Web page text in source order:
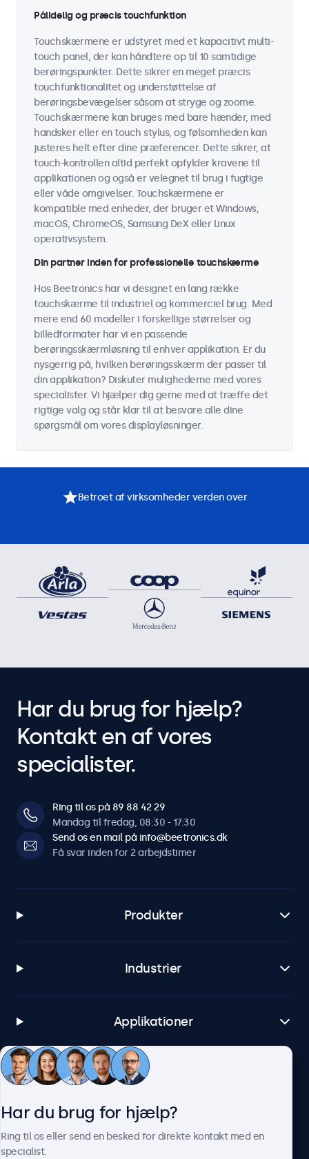
Pålidelig og præcis touchfunktion
Touchskærmene er udstyret med et kapacitivt multi-
touch panel, der kan håndtere op til 10 samtidige
berøringspunkter. Dette sikrer en meget præcis
touchfunktionalitet og understøttelse af
berøringsbevægelser såsom at stryge og zoome.
Touchskærmene kan bruges med bare hænder, med
handsker eller en touch stylus, og følsomheden kan
justeres helt efter dine præferencer. Dette sikrer, at
touch-kontrollen altid perfekt opfylder kravene til
applikationen og også er velegnet til brug i fugtige
eller våde omgivelser. Touchskærmene er
kompatible med enheder, der bruger et Windows,
macOS, ChromeOS, Samsung DeX eller Linux
operativsystem.
Din partner inden for professionelle touchskærme
Hos Beetronics har vi designet en lang række
touchskærme til industriel og kommerciel brug. Med
mere end 60 modeller i forskellige størrelser og
billedformater har vi en passende
berøringsskærmløsning til enhver applikation. Er du
nysgerrig på, hvilken berøringsskærm der passer til
din applikation? Diskuter mulighederne med vores
specialister. Vi hjælper dig gerne med at træffe det
rigtige valg og står klar til at besvare alle dine
spørgsmål om vores displayløsninger.
Betroet af virksomheder verden over
Har du brug for hjælp?
Kontakt en af vores
specialister.
Ring til os på 89 88 42 29
Mandag til fredag, 08:30 - 17:30
Send os en mail på info@beetronics.dk
Få svar inden for 2 arbejdstimer
Produkter
Industrier
Applikationer
Kundeservice
Har du brug for hjælp?
Ring til os eller send en besked for direkte kontakt med en
specialist.